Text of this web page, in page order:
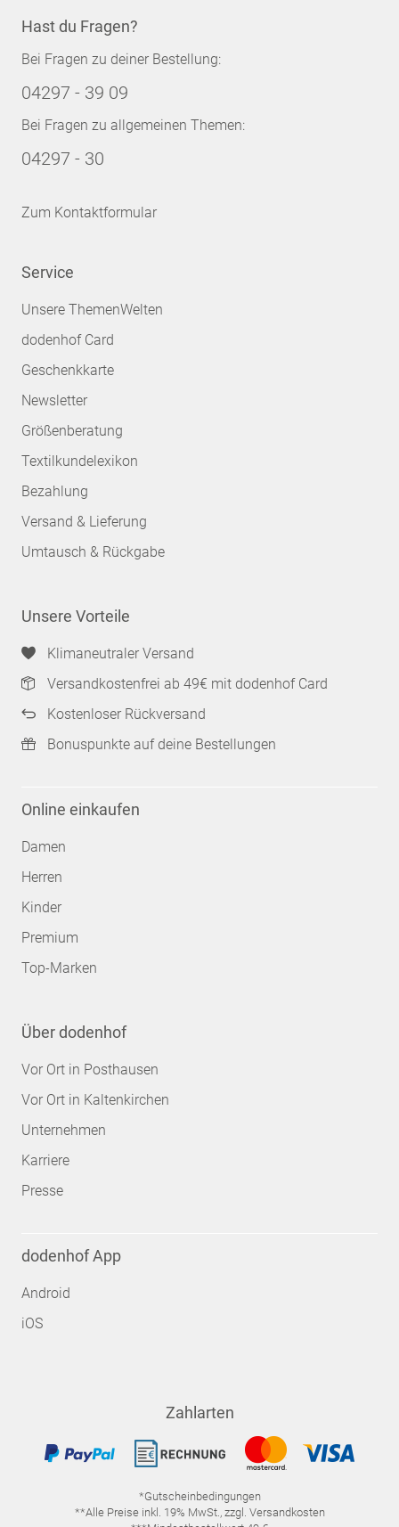
Hast du Fragen?
Bei Fragen zu deiner Bestellung:
04297 - 39 09
Bei Fragen zu allgemeinen Themen:
04297 - 30
Zum Kontaktformular
Service
Unsere ThemenWelten
dodenhof Card
Geschenkkarte
Newsletter
Größenberatung
Textilkundelexikon
Bezahlung
Versand & Lieferung
Umtausch & Rückgabe
Unsere Vorteile
Klimaneutraler Versand
Versandkostenfrei ab 49€ mit dodenhof Card
Kostenloser Rückversand
Bonuspunkte auf deine Bestellungen
Online einkaufen
Damen
Herren
Kinder
Premium
Top-Marken
Über dodenhof
Vor Ort in Posthausen
Vor Ort in Kaltenkirchen
Unternehmen
Karriere
Presse
dodenhof App
Android
iOS
Zahlarten
*Gutscheinbedingungen
**Alle Preise inkl. 19% MwSt., zzgl. Versandkosten